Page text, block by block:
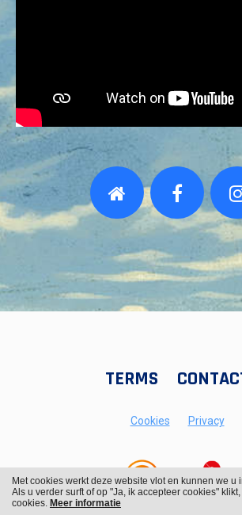
TERMS
Cookies Privacy
Met cookies werkt deze website vlot en kunnen we u
Als u verder surft of op "Ja, ik accepteer cookies"
cookies. Meer informatie